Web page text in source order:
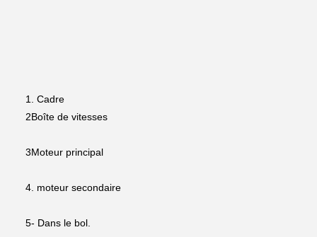
1. Cadre
2Boîte de vitesses
3Moteur principal
4. moteur secondaire
5- Dans le bol.